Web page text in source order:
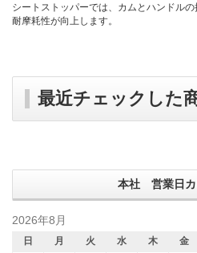
シートストッパーでは、カムとハンドル
耐摩耗性が向上します。
最近チェックした
本社 営業日カ
2026年8月
日 月 火 水 木 金